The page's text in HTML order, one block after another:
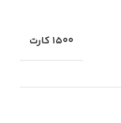
1500 کارت